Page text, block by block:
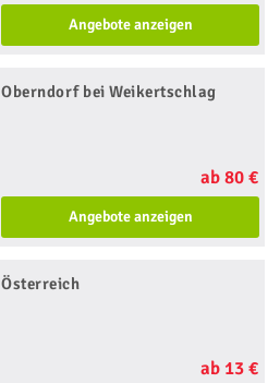
Angebote anzeigen
Oberndorf bei Weikertschlag
ab 80 €
Angebote anzeigen
Österreich
ab 13 €